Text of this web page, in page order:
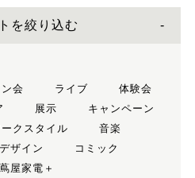
を絞り込む
会 ライブ
体験会
展示
キャンペーン
ークスタイル
音楽
デザイン
コミック
蔦屋家電＋